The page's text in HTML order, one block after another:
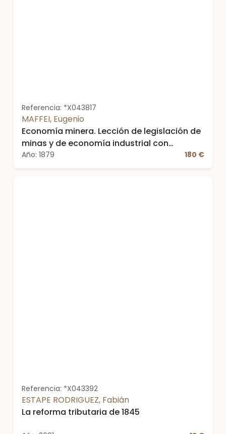
Referencia: *X043817
MAFFEI, Eugenio
Economía minera. Lección de legislación de
minas y de economía industrial con
aplicación a la minería. Explicadas en la
Escuela de Minas de Madrid
Año: 1879 180 €
Referencia: *X043392
ESTAPE RODRIGUEZ, Fabián
La reforma tributaria de 1845